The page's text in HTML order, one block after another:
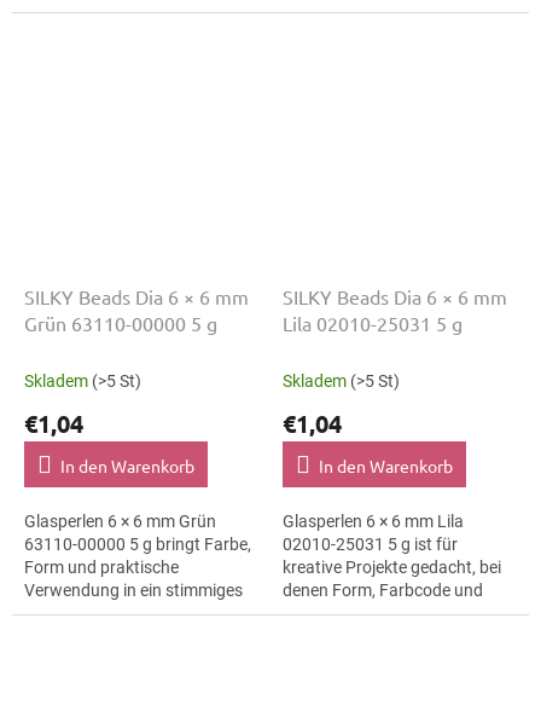
Material klar erkennbar bleiben.
53100-00000 eignet sich für
SILKY Beads Dia 6 × 6 mm
Grün 63110-00000 5 g
Skladem (>5 St)
€1,04
In den Warenkorb
Glasperlen 6 × 6 mm Grün
63110-00000 5 g bringt Farbe,
Form und praktische
Verwendung in ein stimmiges
Schmuckprojekt. Variante
SILKY Beads Dia 6 × 6 mm
Lila 02010-25031 5 g
Skladem (>5 St)
€1,04
In den Warenkorb
Glasperlen 6 × 6 mm Lila
02010-25031 5 g ist für
kreative Projekte gedacht, bei
denen Form, Farbcode und
Material klar erkennbar bleiben.